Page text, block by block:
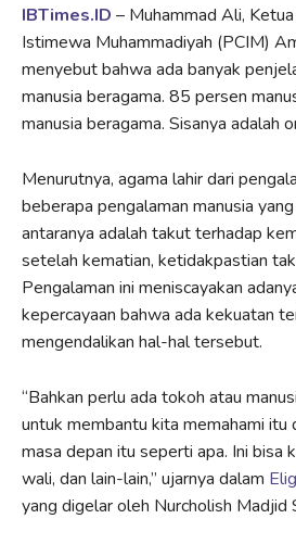
IBTimes.ID – Muhammad Ali,
Istimewa Muhammadiyah (PCIM)
menyebut bahwa ada banyak
manusia beragama. 85 persen
manusia beragama. Sisanya adalah
Menurutnya, agama lahir dari
beberapa pengalaman manusia
antaranya adalah takut terhadap
setelah kematian, ketidakpastian
Pengalaman ini meniscayakan
kepercayaan bahwa ada kekuatan
mengendalikan hal-hal tersebut.
“Bahkan perlu ada tokoh atau
untuk membantu kita memahami itu
masa depan itu seperti apa. Ini bisa
wali, dan lain-lain,” ujarnya dalam
yang digelar oleh Nurcholish